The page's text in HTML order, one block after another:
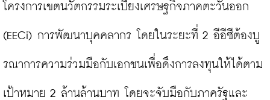
โครงการเขตนวัตกรรมระเบียงเศรษฐกิจภาคตะวันออก
(EECi) การพัฒนาบุคคลากร โดยในระยะที่ 2 อีอีซีต้องบู
รณาการความร่วมมือกับเอกชนเพื่อดึงการลงทุนให้ได้ตาม
เป้าหมาย 2 ล้านล้านบาท โดยจะจับมือกับภาครัฐและ